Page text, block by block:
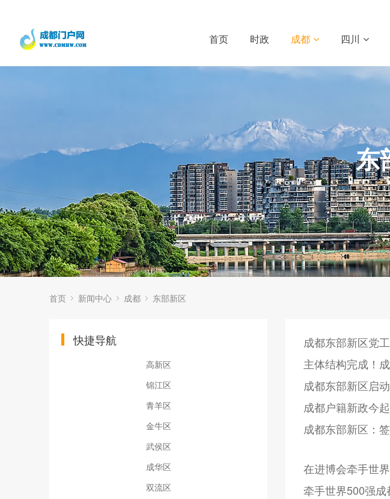
首页 时政 成都 四川
东
首页 新闻中心 成都 东部新区
快捷导航
高新区
锦江区
青羊区
金牛区
武侯区
成华区
双流区
成都东部新区党
主体结构完成！
成都东部新区启
成都户籍新政今
成都东部新区：
在进博会牵手世
牵手世界500强